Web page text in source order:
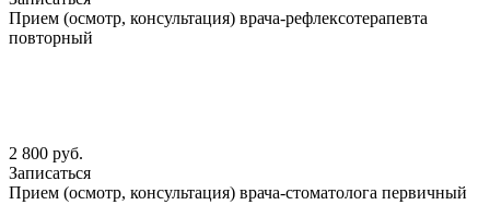
Прием (осмотр, консультация) врача-рефлексотерапевта
повторный
2 800 руб.
Записаться
Прием (осмотр, консультация) врача-стоматолога первичный